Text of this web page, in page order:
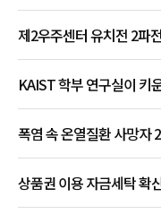
제2우주센터 유치전 2파
KAIST 학부 연구실이 키
폭염 속 온열질환 사망자
상품권 이용 자금세탁